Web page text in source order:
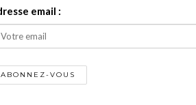
email :